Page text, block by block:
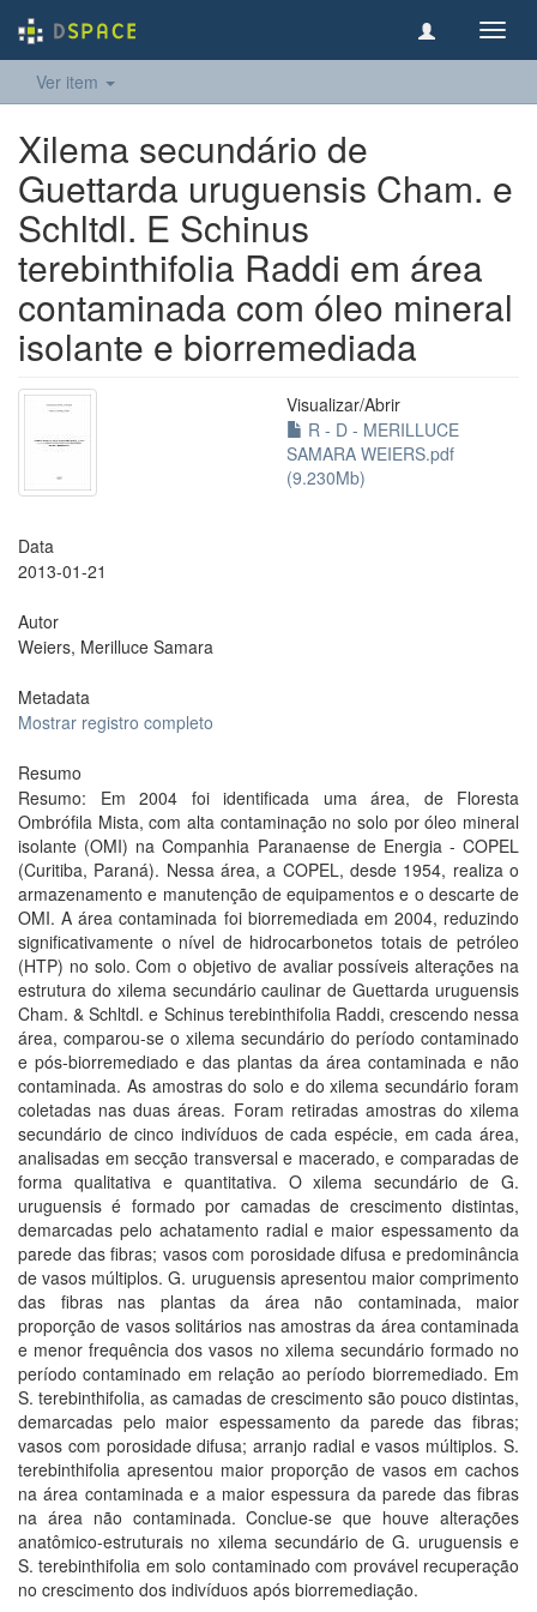
Ver item
Xilema secundário de
Guettarda uruguensis Cham. e
Schltdl. E Schinus
terebinthifolia Raddi em área
contaminada com óleo mineral
isolante e biorremediada
Visualizar/Abrir
R - D - MERILLUCE
SAMARA WEIERS.pdf
(9.230Mb)
Data
2013-01-21
Autor
Weiers, Merilluce Samara
Metadata
Mostrar registro completo
Resumo
Resumo: Em 2004 foi identificada uma área, de Floresta
Ombrófila Mista, com alta contaminação no solo por óleo mineral
isolante (OMI) na Companhia Paranaense de Energia - COPEL
(Curitiba, Paraná). Nessa área, a COPEL, desde 1954, realiza o
armazenamento e manutenção de equipamentos e o descarte de
OMI. A área contaminada foi biorremediada em 2004, reduzindo
significativamente o nível de hidrocarbonetos totais de petróleo
(HTP) no solo. Com o objetivo de avaliar possíveis alterações na
estrutura do xilema secundário caulinar de Guettarda uruguensis
Cham. & Schltdl. e Schinus terebinthifolia Raddi, crescendo nessa
área, comparou-se o xilema secundário do período contaminado
e pós-biorremediado e das plantas da área contaminada e não
contaminada. As amostras do solo e do xilema secundário foram
coletadas nas duas áreas. Foram retiradas amostras do xilema
secundário de cinco indivíduos de cada espécie, em cada área,
analisadas em secção transversal e macerado, e comparadas de
forma qualitativa e quantitativa. O xilema secundário de G.
uruguensis é formado por camadas de crescimento distintas,
demarcadas pelo achatamento radial e maior espessamento da
parede das fibras; vasos com porosidade difusa e predominância
de vasos múltiplos. G. uruguensis apresentou maior comprimento
das fibras nas plantas da área não contaminada, maior
proporção de vasos solitários nas amostras da área contaminada
e menor frequência dos vasos no xilema secundário formado no
período contaminado em relação ao período biorremediado. Em
S. terebinthifolia, as camadas de crescimento são pouco distintas,
demarcadas pelo maior espessamento da parede das fibras;
vasos com porosidade difusa; arranjo radial e vasos múltiplos. S.
terebinthifolia apresentou maior proporção de vasos em cachos
na área contaminada e a maior espessura da parede das fibras
na área não contaminada. Conclue-se que houve alterações
anatômico-estruturais no xilema secundário de G. uruguensis e
S. terebinthifolia em solo contaminado com provável recuperação
no crescimento dos indivíduos após biorremediação.